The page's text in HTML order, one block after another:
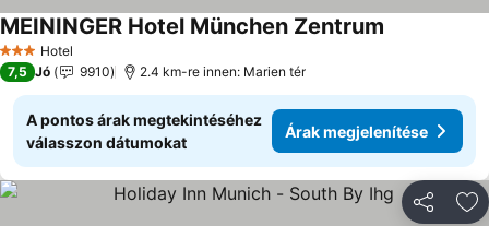
3 Kategória
Hotel
MEININGER Hotel München Zentrum
7,5 Jó 9910 2.4 km-re innen: Marien tér
A pontos árak megtekintéséhez
válasszon dátumokat
Árak megjelenítése